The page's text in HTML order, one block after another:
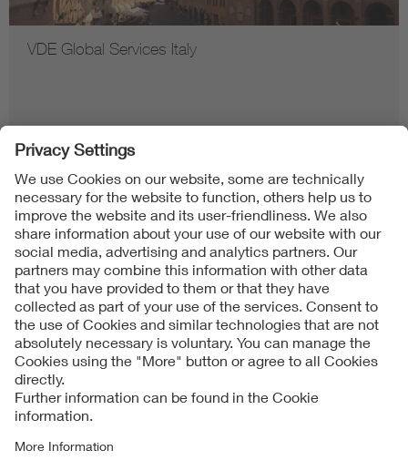
VDE Global Services Italy
Follow us on
Imprint + Liability